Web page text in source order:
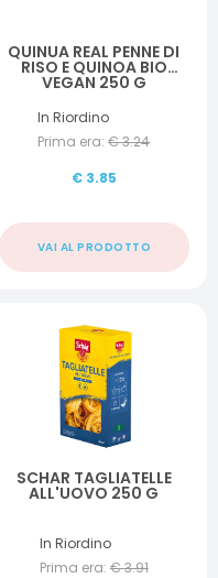
QUINUA REAL PENNE DI
RISO E QUINOA BIO
VEGAN 250 G
In Riordino
Prima era: €3.24
€ 3.85
VAI AL PRODOTTO
SCHAR TAGLIATELLE
ALL'UOVO 250 G
In Riordino
Prima era: €3.91